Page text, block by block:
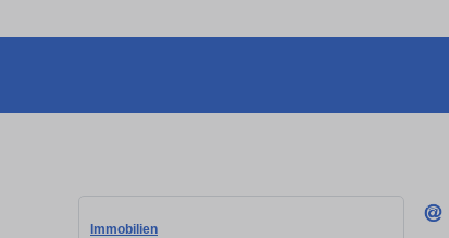
Immobilien